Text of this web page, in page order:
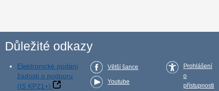
Důležité odkazy
Elektronické podání
žádosti o podporu
(IS KP21+)
Větší šance
Youtube
Prohlášení
o
přístupnosti